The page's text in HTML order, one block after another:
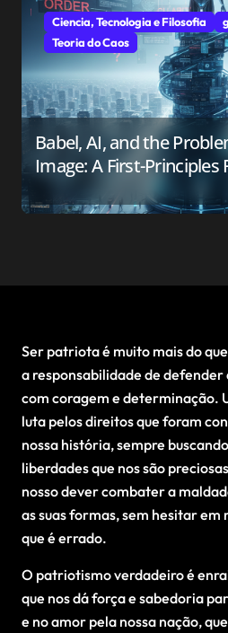
Ciencia, Tecnologia e Filosofia
Teoria do Caos
Babel, AI, and the
Image: A First-Principles
Ser patriota é muito mais do
a responsabilidade de defender
com coragem e determinação.
luta pelos direitos que foram
nossa história, sempre
liberdades que nos são
nosso dever combater a
as suas formas, sem hesitar
que é errado.
O patriotismo verdadeiro é
que nos dá força e sabedoria
e no amor pela nossa nação,